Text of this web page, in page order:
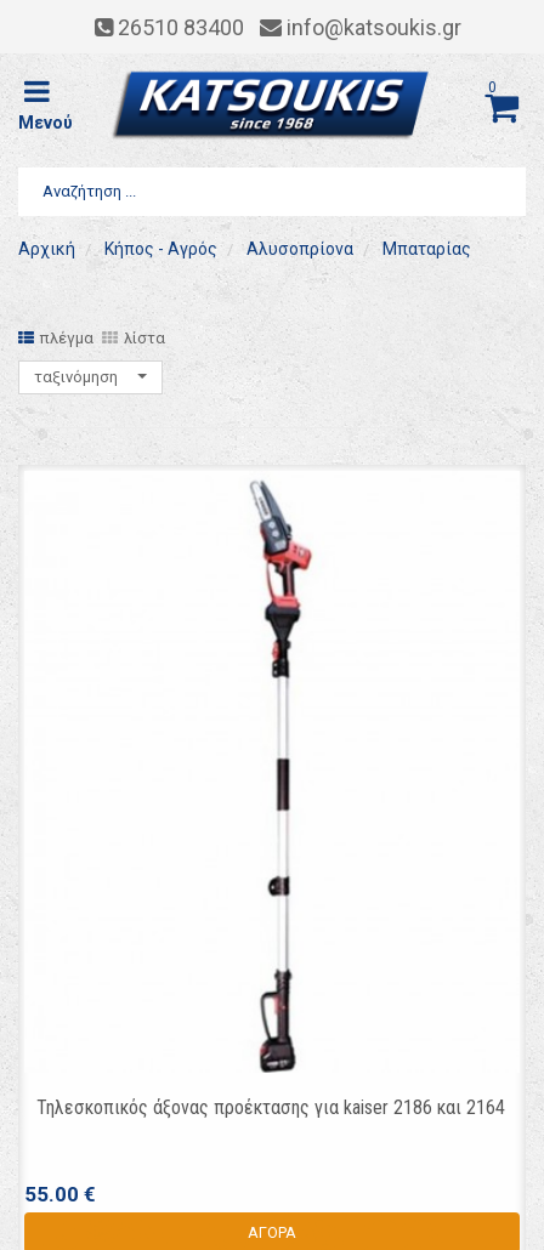
26510 83400 info@katsoukis.gr
Μενού
0
Αρχική Κήπος - Αγρός Αλυσοπρίονα Μπαταρίας
πλέγμα λίστα
ταξινόμηση
Τηλεσκοπικός άξονας προέκτασης για kaiser 2186 και 2164
55.00 €
ΑΓΟΡΑ